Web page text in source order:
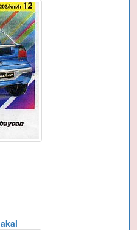
akal